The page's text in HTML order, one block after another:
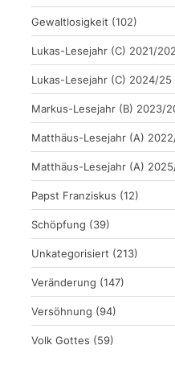
Gewaltlosigkeit (102)
Lukas-Lesejahr (C) 2021/
Lukas-Lesejahr (C) 2024/25
Markus-Lesejahr (B) 2023/
Matthäus-Lesejahr (A)
Matthäus-Lesejahr (A)
Papst Franziskus (12)
Schöpfung (39)
Unkategorisiert (213)
Veränderung (147)
Versöhnung (94)
Volk Gottes (59)